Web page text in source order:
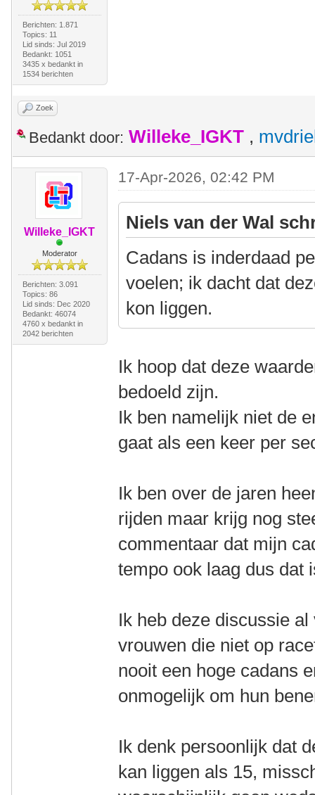
Berichten: 1.871
Topics: 11
Lid sinds: Jul 2019
Bedankt: 1051
3435 x bedankt in
1534 berichten
Zoek
Bedankt door: Willeke_IGKT ,
Willeke_IGKT
Moderator
Berichten: 3.091
Topics: 86
Lid sinds: Dec 2020
Bedankt: 46074
4760 x bedankt in
2042 berichten
17-Apr-2026, 02:42 PM
Niels van der Wal
Cadans is inderdaad
voelen; ik dacht dat
kon liggen.
Ik hoop dat deze
bedoeld zijn.
Ik ben namelijk niet de
gaat als een keer per
Ik ben over de jaren
rijden maar krijg nog
commentaar dat mijn
tempo ook laag dus dat
Ik heb deze discussie
vrouwen die niet op
nooit een hoge cadans
onmogelijk om hun
Ik denk persoonlijk dat
kan liggen als 15,